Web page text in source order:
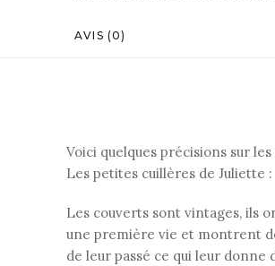
AVIS (0)
Voici quelques précisions sur
Les petites cuillères de Juliette :
Les couverts sont vintages, ils
une première vie et montrent
de leur passé ce qui leur donne